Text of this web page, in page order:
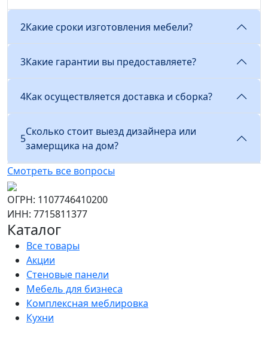
2Какие сроки изготовления мебели?
3Какие гарантии вы предоставляете?
4Как осуществляется доставка и сборка?
5
Сколько стоит выезд дизайнера или
замерщика на дом?
Смотреть все вопросы
ОГРН: 1107746410200
ИНН: 7715811377
Каталог
Все товары
Акции
Стеновые панели
Мебель для бизнеса
Комплексная меблировка
Кухни